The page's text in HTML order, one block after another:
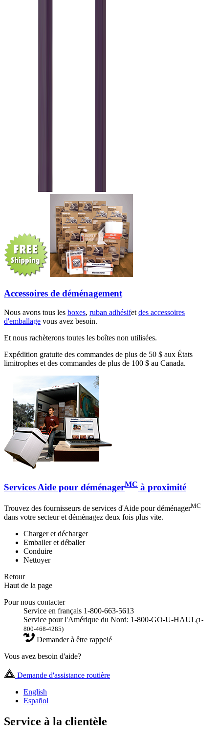
Accessoires de déménagement
Nous avons tous les boxes, ruban adhésifet des accessoires
d'emballage vous avez besoin.
Et nous rachèterons toutes les boîtes non utilisées.
Expédition gratuite des commandes de plus de 50 $ aux États
limitrophes et des commandes de plus de 100 $ au Canada.
Services Aide pour déménagerMC à proximité
Trouvez des fournisseurs de services d'Aide pour déménagerMC
dans votre secteur et déménagez deux fois plus vite.
Charger et décharger
Emballer et déballer
Conduire
Nettoyer
Retour
Haut de la page
Pour nous contacter
Service en français 1-800-663-5613
Service pour l'Amérique du Nord: 1-800-GO-U-HAUL(1-
800-468-4285)
Demander à être rappelé
Vous avez besoin d'aide?
Demande d'assistance routière
English
Español
Service à la clientèle